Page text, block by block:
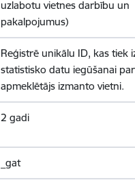
uzlabotu vietnes darbību un
pakalpojumus)
Reģistrē unikālu ID, kas tiek
statistisko datu iegūšanai
apmeklētājs izmanto vietni.
2 gadi
_gat